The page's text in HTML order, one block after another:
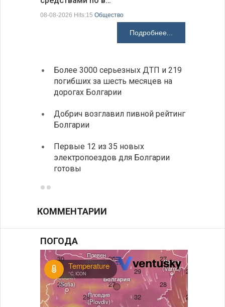
08-08-2026 Hits:15 Общество
Подробнее...
Более 3000 серьезных ДТП и 219
погибших за шесть месяцев на
дорогах Болгарии
Добрич возглавил пивной рейтинг
Болгарии
Первые 12 из 35 новых
электропоездов для Болгарии
готовы
КОММЕНТАРИИ
ПОГОДА